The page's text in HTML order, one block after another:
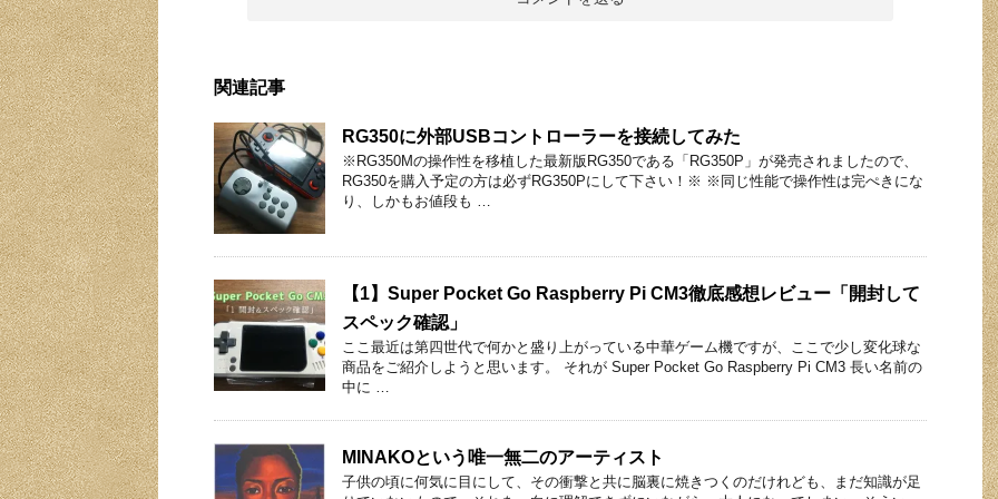
関連記事
RG350に外部USBコントローラーを接続してみた
※RG350Mの操作性を移植した最新版RG350である「RG350P」が発売されましたので、
RG350を購入予定の方は必ずRG350Pにして下さい！※ ※同じ性能で操作性は完ぺきにな
り、しかもお値段も …
【1】Super Pocket Go Raspberry Pi CM3徹底感想レビュー「開封して
スペック確認」
ここ最近は第四世代で何かと盛り上がっている中華ゲーム機ですが、ここで少し変化球な
商品をご紹介しようと思います。 それが Super Pocket Go Raspberry Pi CM3 長い名前の
中に …
MINAKOという唯一無二のアーティスト
子供の頃に何気に目にして、その衝撃と共に脳裏に焼きつくのだけれども、まだ知識が足